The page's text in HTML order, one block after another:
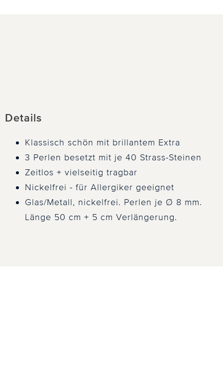
Details
Klassisch schön mit brillantem Extra
3 Perlen besetzt mit je 40 Strass-Steinen
Zeitlos + vielseitig tragbar
Nickelfrei - für Allergiker geeignet
Glas/Metall, nickelfrei. Perlen je Ø 8 mm.
Länge 50 cm + 5 cm Verlängerung.